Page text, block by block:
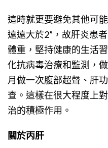
這時就更要避免其他可
遠遠大於2”，故肝炎患
體重，堅持健康的生活
化抗病毒治療和監測，
月做一次腹部超聲、肝
查。這樣在很大程度上
治的積極作用。
關於丙肝